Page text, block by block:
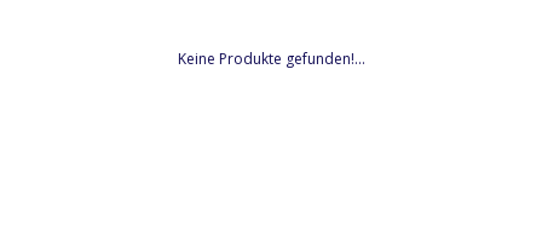
Keine Produkte gefunden!...